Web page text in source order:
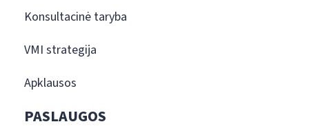
Konsultacinė taryba
VMI strategija
Apklausos
PASLAUGOS